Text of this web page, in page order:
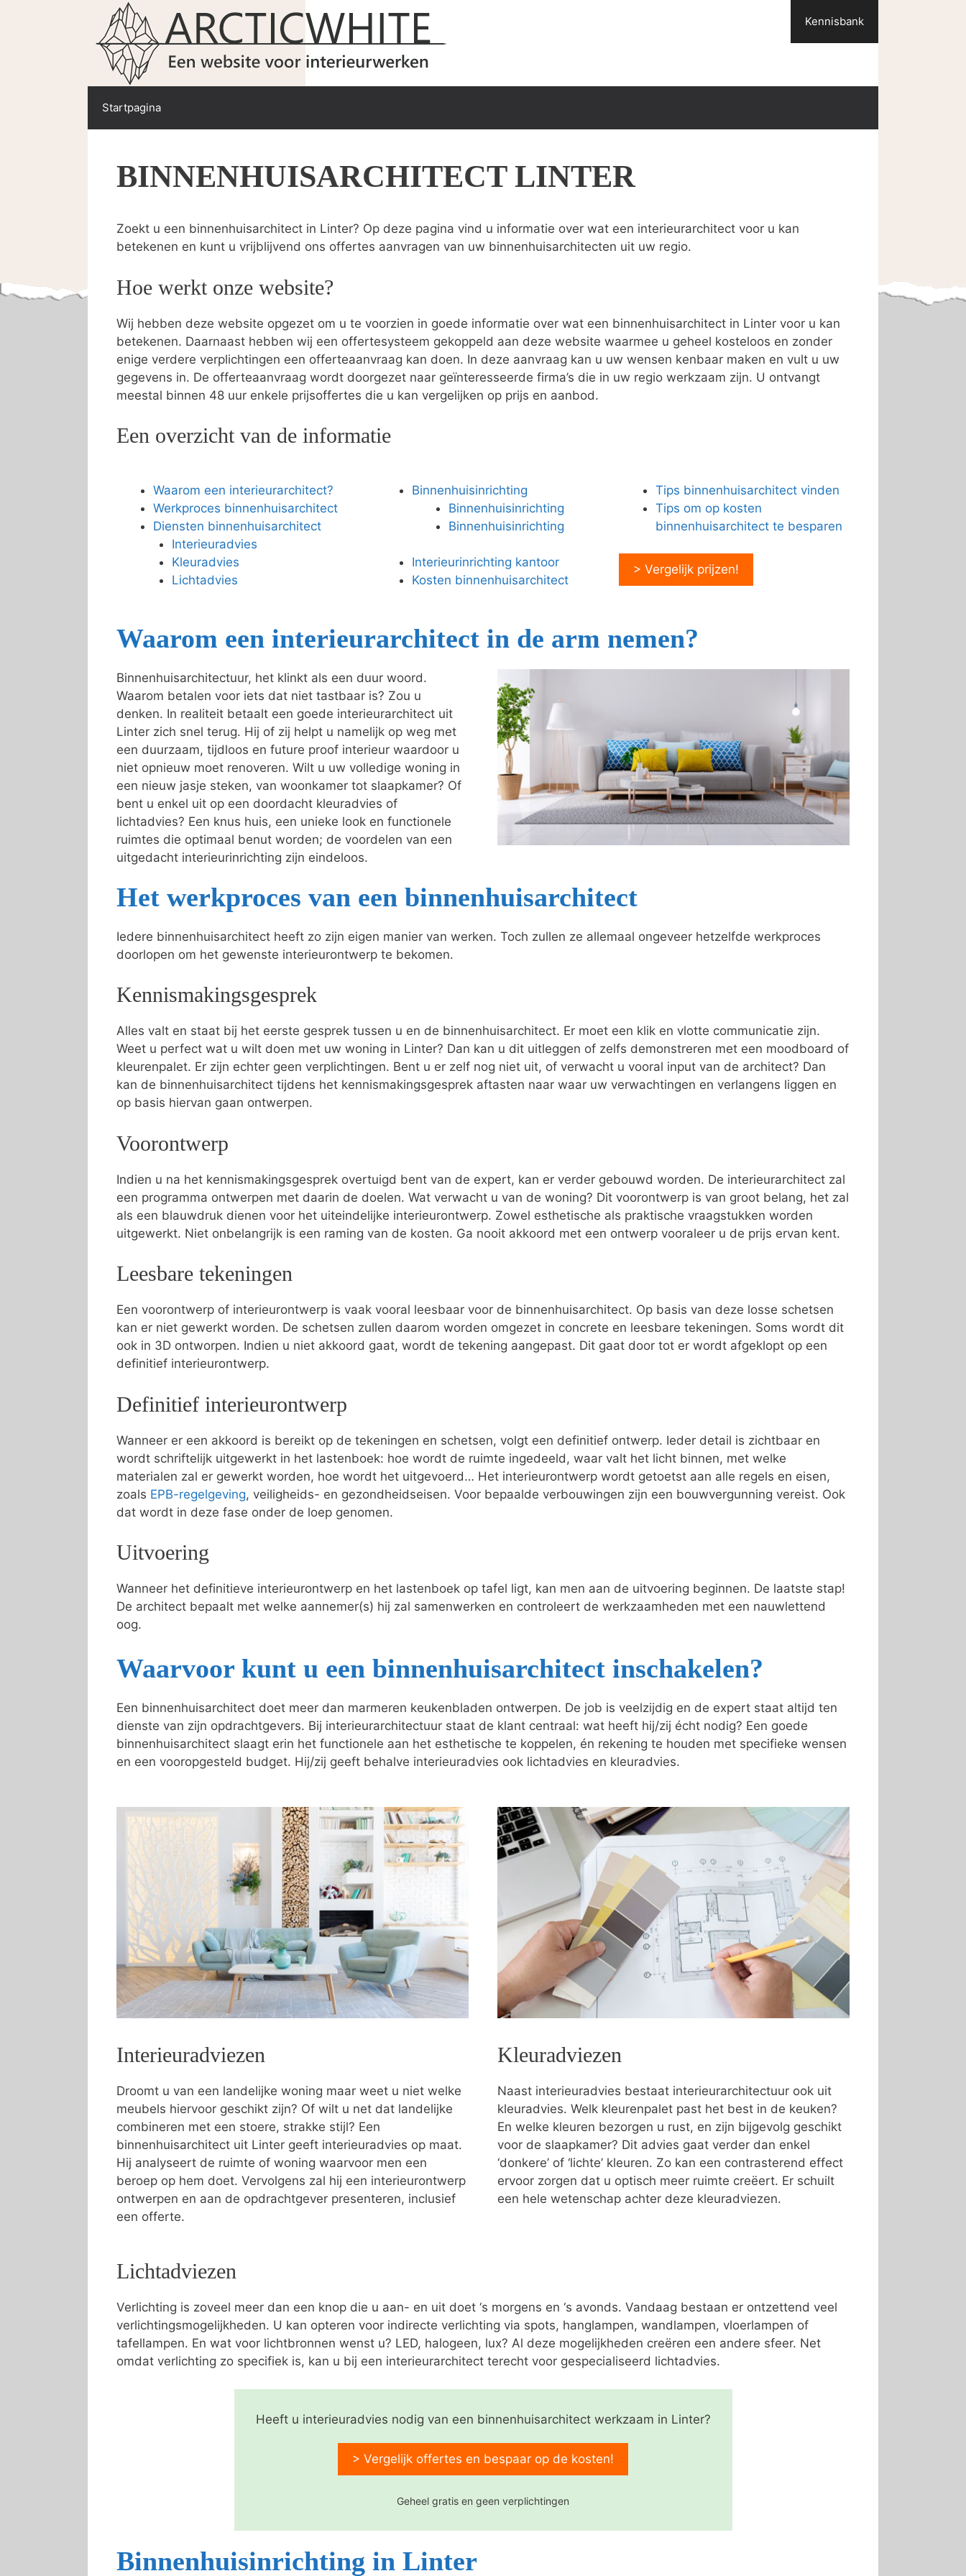
Kennisbank
Startpagina
BINNENHUISARCHITECT LINTER
Zoekt u een binnenhuisarchitect in Linter? Op deze pagina vind u informatie over wat een interieurarchitect voor u kan
betekenen en kunt u vrijblijvend ons offertes aanvragen van uw binnenhuisarchitecten uit uw regio.
Hoe werkt onze website?
Wij hebben deze website opgezet om u te voorzien in goede informatie over wat een binnenhuisarchitect in Linter voor u kan
betekenen. Daarnaast hebben wij een offertesysteem gekoppeld aan deze website waarmee u geheel kosteloos en zonder
enige verdere verplichtingen een offerteaanvraag kan doen. In deze aanvraag kan u uw wensen kenbaar maken en vult u uw
gegevens in. De offerteaanvraag wordt doorgezet naar geïnteresseerde firma’s die in uw regio werkzaam zijn. U ontvangt
meestal binnen 48 uur enkele prijsoffertes die u kan vergelijken op prijs en aanbod.
Een overzicht van de informatie
Waarom een interieurarchitect?
Werkproces binnenhuisarchitect
Diensten binnenhuisarchitect
Interieuradvies
Kleuradvies
Lichtadvies
Binnenhuisinrichting
Binnenhuisinrichting
Binnenhuisinrichting
Interieurinrichting kantoor
Kosten binnenhuisarchitect
Tips binnenhuisarchitect vinden
Tips om op kosten
binnenhuisarchitect te besparen
> Vergelijk prijzen!
Waarom een interieurarchitect in de arm nemen?
Binnenhuisarchitectuur, het klinkt als een duur woord.
Waarom betalen voor iets dat niet tastbaar is? Zou u
denken. In realiteit betaalt een goede interieurarchitect uit
Linter zich snel terug. Hij of zij helpt u namelijk op weg met
een duurzaam, tijdloos en future proof interieur waardoor u
niet opnieuw moet renoveren. Wilt u uw volledige woning in
een nieuw jasje steken, van woonkamer tot slaapkamer? Of
bent u enkel uit op een doordacht kleuradvies of
lichtadvies? Een knus huis, een unieke look en functionele
ruimtes die optimaal benut worden; de voordelen van een
uitgedacht interieurinrichting zijn eindeloos.
Het werkproces van een binnenhuisarchitect
Iedere binnenhuisarchitect heeft zo zijn eigen manier van werken. Toch zullen ze allemaal ongeveer hetzelfde werkproces
doorlopen om het gewenste interieurontwerp te bekomen.
Kennismakingsgesprek
Alles valt en staat bij het eerste gesprek tussen u en de binnenhuisarchitect. Er moet een klik en vlotte communicatie zijn.
Weet u perfect wat u wilt doen met uw woning in Linter? Dan kan u dit uitleggen of zelfs demonstreren met een moodboard of
kleurenpalet. Er zijn echter geen verplichtingen. Bent u er zelf nog niet uit, of verwacht u vooral input van de architect? Dan
kan de binnenhuisarchitect tijdens het kennismakingsgesprek aftasten naar waar uw verwachtingen en verlangens liggen en
op basis hiervan gaan ontwerpen.
Voorontwerp
Indien u na het kennismakingsgesprek overtuigd bent van de expert, kan er verder gebouwd worden. De interieurarchitect zal
een programma ontwerpen met daarin de doelen. Wat verwacht u van de woning? Dit voorontwerp is van groot belang, het zal
als een blauwdruk dienen voor het uiteindelijke interieurontwerp. Zowel esthetische als praktische vraagstukken worden
uitgewerkt. Niet onbelangrijk is een raming van de kosten. Ga nooit akkoord met een ontwerp vooraleer u de prijs ervan kent.
Leesbare tekeningen
Een voorontwerp of interieurontwerp is vaak vooral leesbaar voor de binnenhuisarchitect. Op basis van deze losse schetsen
kan er niet gewerkt worden. De schetsen zullen daarom worden omgezet in concrete en leesbare tekeningen. Soms wordt dit
ook in 3D ontworpen. Indien u niet akkoord gaat, wordt de tekening aangepast. Dit gaat door tot er wordt afgeklopt op een
definitief interieurontwerp.
Definitief interieurontwerp
Wanneer er een akkoord is bereikt op de tekeningen en schetsen, volgt een definitief ontwerp. Ieder detail is zichtbaar en
wordt schriftelijk uitgewerkt in het lastenboek: hoe wordt de ruimte ingedeeld, waar valt het licht binnen, met welke
materialen zal er gewerkt worden, hoe wordt het uitgevoerd… Het interieurontwerp wordt getoetst aan alle regels en eisen,
zoals EPB-regelgeving, veiligheids- en gezondheidseisen. Voor bepaalde verbouwingen zijn een bouwvergunning vereist. Ook
dat wordt in deze fase onder de loep genomen.
Uitvoering
Wanneer het definitieve interieurontwerp en het lastenboek op tafel ligt, kan men aan de uitvoering beginnen. De laatste stap!
De architect bepaalt met welke aannemer(s) hij zal samenwerken en controleert de werkzaamheden met een nauwlettend
oog.
Waarvoor kunt u een binnenhuisarchitect inschakelen?
Een binnenhuisarchitect doet meer dan marmeren keukenbladen ontwerpen. De job is veelzijdig en de expert staat altijd ten
dienste van zijn opdrachtgevers. Bij interieurarchitectuur staat de klant centraal: wat heeft hij/zij écht nodig? Een goede
binnenhuisarchitect slaagt erin het functionele aan het esthetische te koppelen, én rekening te houden met specifieke wensen
en een vooropgesteld budget. Hij/zij geeft behalve interieuradvies ook lichtadvies en kleuradvies.
Interieuradviezen
Droomt u van een landelijke woning maar weet u niet welke
meubels hiervoor geschikt zijn? Of wilt u net dat landelijke
combineren met een stoere, strakke stijl? Een
binnenhuisarchitect uit Linter geeft interieuradvies op maat.
Hij analyseert de ruimte of woning waarvoor men een
beroep op hem doet. Vervolgens zal hij een interieurontwerp
ontwerpen en aan de opdrachtgever presenteren, inclusief
een offerte.
Kleuradviezen
Naast interieuradvies bestaat interieurarchitectuur ook uit
kleuradvies. Welk kleurenpalet past het best in de keuken?
En welke kleuren bezorgen u rust, en zijn bijgevolg geschikt
voor de slaapkamer? Dit advies gaat verder dan enkel
‘donkere’ of ‘lichte’ kleuren. Zo kan een contrasterend effect
ervoor zorgen dat u optisch meer ruimte creëert. Er schuilt
een hele wetenschap achter deze kleuradviezen.
Lichtadviezen
Verlichting is zoveel meer dan een knop die u aan- en uit doet ‘s morgens en ‘s avonds. Vandaag bestaan er ontzettend veel
verlichtingsmogelijkheden. U kan opteren voor indirecte verlichting via spots, hanglampen, wandlampen, vloerlampen of
tafellampen. En wat voor lichtbronnen wenst u? LED, halogeen, lux? Al deze mogelijkheden creëren een andere sfeer. Net
omdat verlichting zo specifiek is, kan u bij een interieurarchitect terecht voor gespecialiseerd lichtadvies.
Heeft u interieuradvies nodig van een binnenhuisarchitect werkzaam in Linter?
> Vergelijk offertes en bespaar op de kosten!
Geheel gratis en geen verplichtingen
Binnenhuisinrichting in Linter